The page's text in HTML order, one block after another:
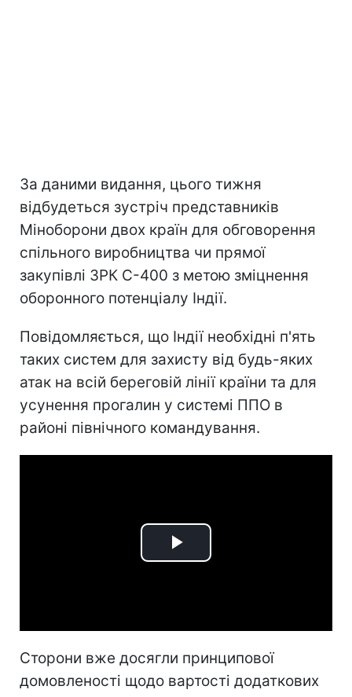
За даними видання, цього тижня
відбудеться зустріч представників
Міноборони двох країн для обговорення
спільного виробництва чи прямої
закупівлі ЗРК С-400 з метою зміцнення
оборонного потенціалу Індії.
Повідомляється, що Індії необхідні п'ять
таких систем для захисту від будь-яких
атак на всій береговій лінії країни та для
усунення прогалин у системі ППО в
районі північного командування.
Play
Сторони вже досягли принципової
домовленості щодо вартості додаткових